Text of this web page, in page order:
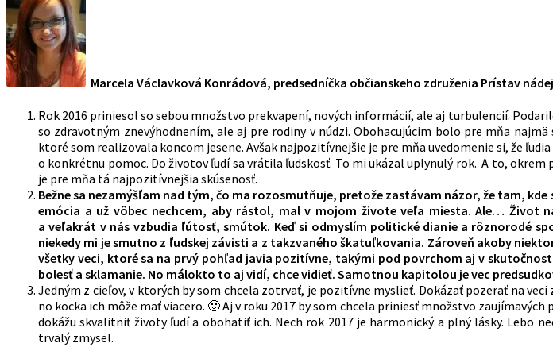
Marcela Václavková Konrádová, predsedníčka občianskeho združenia Prístav
Rok 2016 priniesol so sebou množstvo prekvapení, nových informácií, ale aj turbulencií.
so zdravotným znevýhodnením, ale aj pre rodiny v núdzi. Obohacujúcim bolo pre mňa
ktoré som realizovala koncom jesene. Avšak najpozitívnejšie je pre mňa uvedomenie si, že
o konkrétnu pomoc. Do životov ľudí sa vrátila ľudskosť. To mi ukázal uplynulý rok. A to,
je pre mňa tá najpozitívnejšia skúsenosť.
Bežne sa nezamýšľam nad tým, čo ma rozosmutňuje, pretože zastávam názor, že tam,
emócia a už vôbec nechcem, aby rástol, mal v mojom živote veľa miesta. Ale… Život
a veľakrát v nás vzbudia ľútosť, smútok. Keď si odmyslím politické dianie a rôznorodé
niekedy mi je smutno z ľudskej závisti a z takzvaného škatuľkovania. Zároveň akoby
všetky veci, ktoré sa na prvý pohľad javia pozitívne, takými pod povrchom aj v
bolesť a sklamanie. No málokto to aj vidí, chce vidieť. Samotnou kapitolou je vec
Jedným z cieľov, v ktorých by som chcela zotrvať, je pozitívne myslieť. Dokázať pozerať na
no kocka ich môže mať viacero. 🙂 Aj v roku 2017 by som chcela priniesť množstvo
dokážu skvalitniť životy ľudí a obohatiť ich. Nech rok 2017 je harmonický a plný lásky. Lebo
trvalý zmysel.